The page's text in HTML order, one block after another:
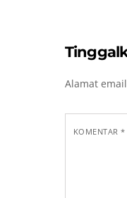
Alamat
KOMENTAR*